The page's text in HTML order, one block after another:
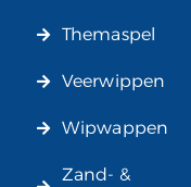
Themaspel
Veerwippen
Wipwappen
Zand- &